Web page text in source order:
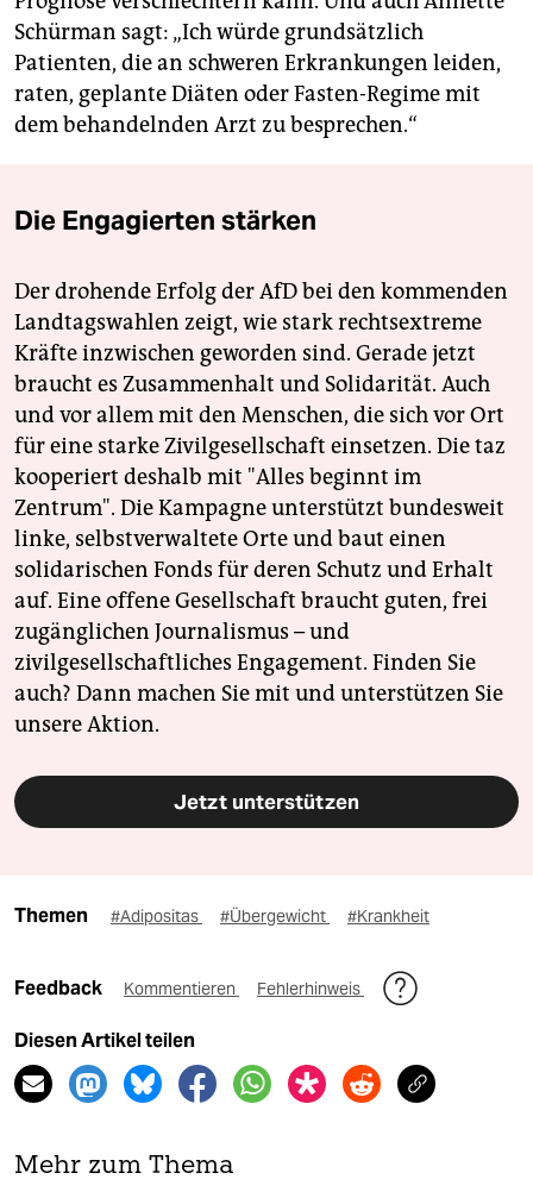
Schürman sagt: „Ich würde grundsätzlich
Patienten, die an schweren Erkrankungen leiden,
raten, geplante Diäten oder Fasten-Regime mit
dem behandelnden Arzt zu besprechen.“
Die Engagierten stärken
Der drohende Erfolg der AfD bei den kommenden
Landtagswahlen zeigt, wie stark rechtsextreme
Kräfte inzwischen geworden sind. Gerade jetzt
braucht es Zusammenhalt und Solidarität. Auch
und vor allem mit den Menschen, die sich vor Ort
für eine starke Zivilgesellschaft einsetzen. Die taz
kooperiert deshalb mit "Alles beginnt im
Zentrum". Die Kampagne unterstützt bundesweit
linke, selbstverwaltete Orte und baut einen
solidarischen Fonds für deren Schutz und Erhalt
auf. Eine offene Gesellschaft braucht guten, frei
zugänglichen Journalismus – und
zivilgesellschaftliches Engagement. Finden Sie
auch? Dann machen Sie mit und unterstützen Sie
unsere Aktion.
Jetzt unterstützen
Themen #Adipositas #Übergewicht #Krankheit
Feedback Kommentieren Fehlerhinweis
Diesen Artikel teilen
Mehr zum Thema